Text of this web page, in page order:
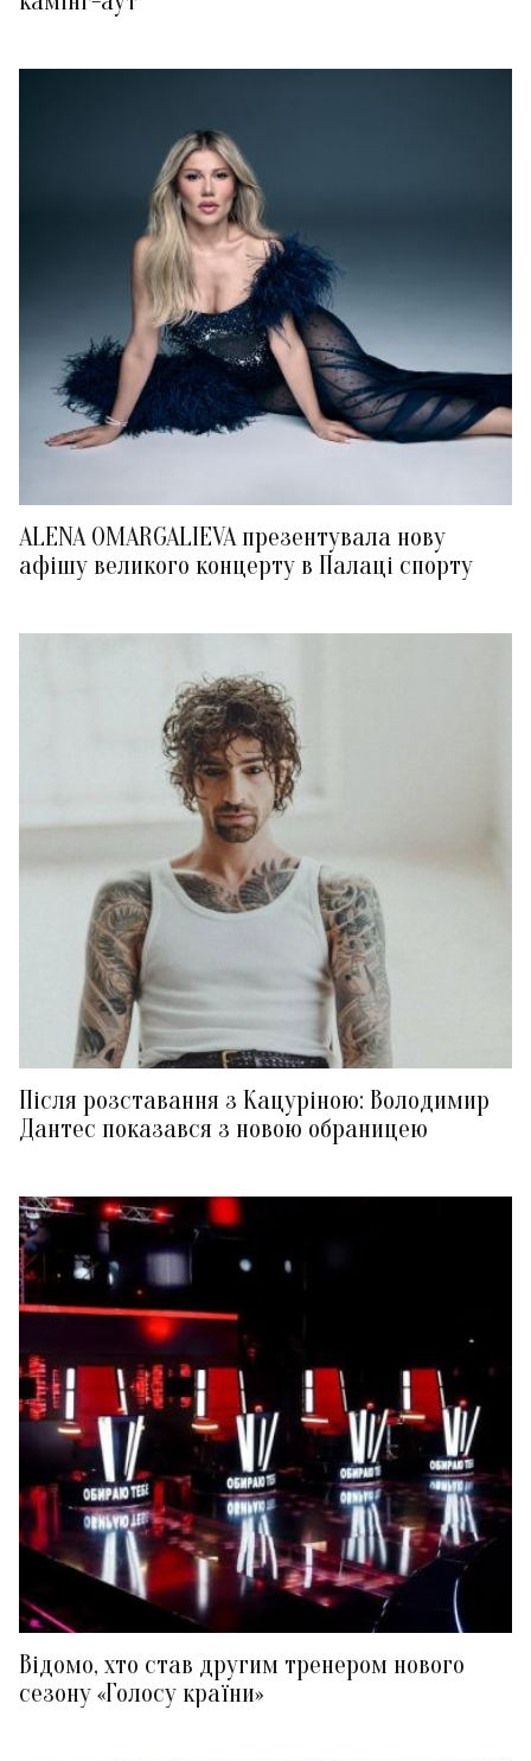
ALENA OMARGALIEVA презентувала нову
афішу великого концерту в Палаці спорту
Після розставання з Кацуріною: Володимир
Дантес показався з новою обраницею
Відомо, хто став другим тренером нового
сезону «Голосу країни»